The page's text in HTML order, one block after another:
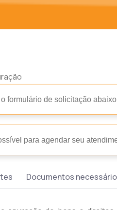
formulário de solicitação abaixo
para agendar seu
Documentos